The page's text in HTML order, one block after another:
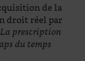
de la
droit réel par
La prescription
du temps